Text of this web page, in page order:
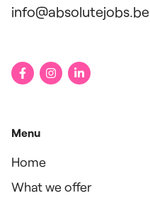
info@absolutejobs.be
Menu
Home
What we offer